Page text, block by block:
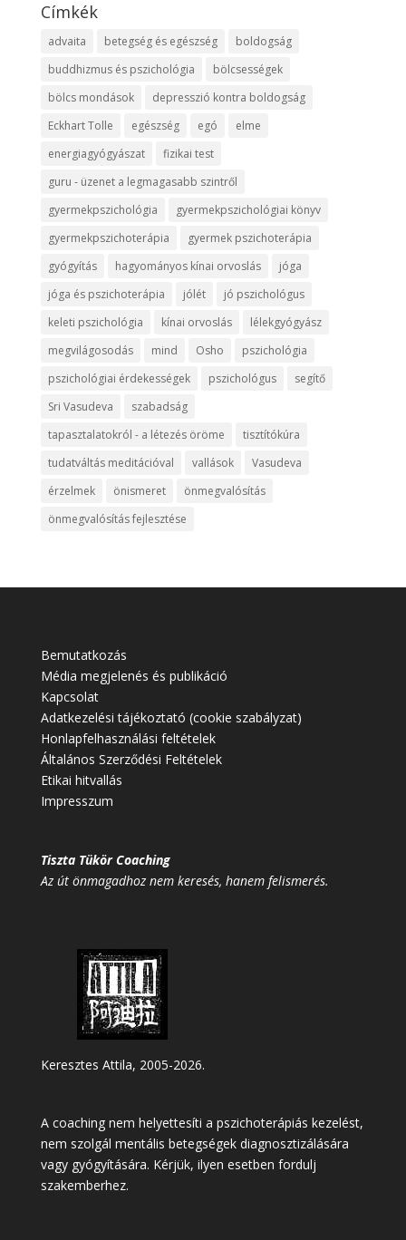
Címkék
advaita betegség és egészség
boldogság
buddhizmus és pszichológia
bölcsességek
bölcs mondások
depresszió kontra boldogság
Eckhart Tolle
egészség egó
elme
energiagyógyászat
fizikai test
guru - üzenet a legmagasabb szintről
gyermekpszichológia
gyermekpszichológiai könyv
gyermekpszichoterápia
gyermek pszichoterápia
gyógyítás
hagyományos kínai orvoslás
jóga
jóga és pszichoterápia
jólét
jó pszichológus
keleti pszichológia
kínai orvoslás
lélekgyógyász
megvilágosodás
mind Osho
pszichológia
pszichológiai érdekességek
pszichológus
segítő
Sri Vasudeva
szabadság
tapasztalatokról - a létezés öröme
tisztítókúra
tudatváltás meditációval
vallások
Vasudeva
érzelmek
önismeret
önmegvalósítás
önmegvalósítás fejlesztése
Bemutatkozás
Média megjelenés és publikáció
Kapcsolat
Adatkezelési tájékoztató (cookie szabályzat)
Honlapfelhasználási feltételek
Általános Szerződési Feltételek
Etikai hitvallás
Impresszum
Tiszta Tükör Coaching
Az út önmagadhoz nem keresés, hanem felismerés.
Keresztes Attila, 2005-2026.
A coaching nem helyettesíti a pszichoterápiás kezelést,
nem szolgál mentális betegségek diagnosztizálására
vagy gyógyítására. Kérjük, ilyen esetben fordulj
szakemberhez.